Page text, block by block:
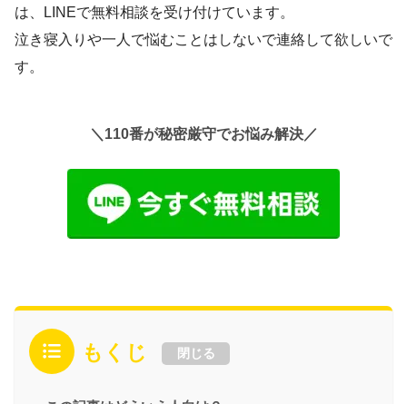
は、LINEで無料相談を受け付けています。
泣き寝入りや一人で悩むことはしないで連絡して欲しいで
す。
＼110番が秘密厳守でお悩み解決／
もくじ 閉じる